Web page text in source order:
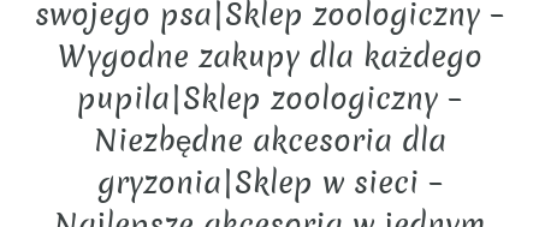
swojego psa|Sklep zoologiczny –
Wygodne zakupy dla każdego
pupila|Sklep zoologiczny –
Niezbędne akcesoria dla
gryzonia|Sklep w sieci –